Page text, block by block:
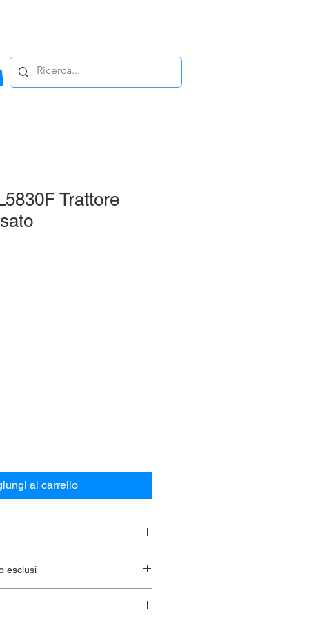
Trattore
al carrello
esclusi